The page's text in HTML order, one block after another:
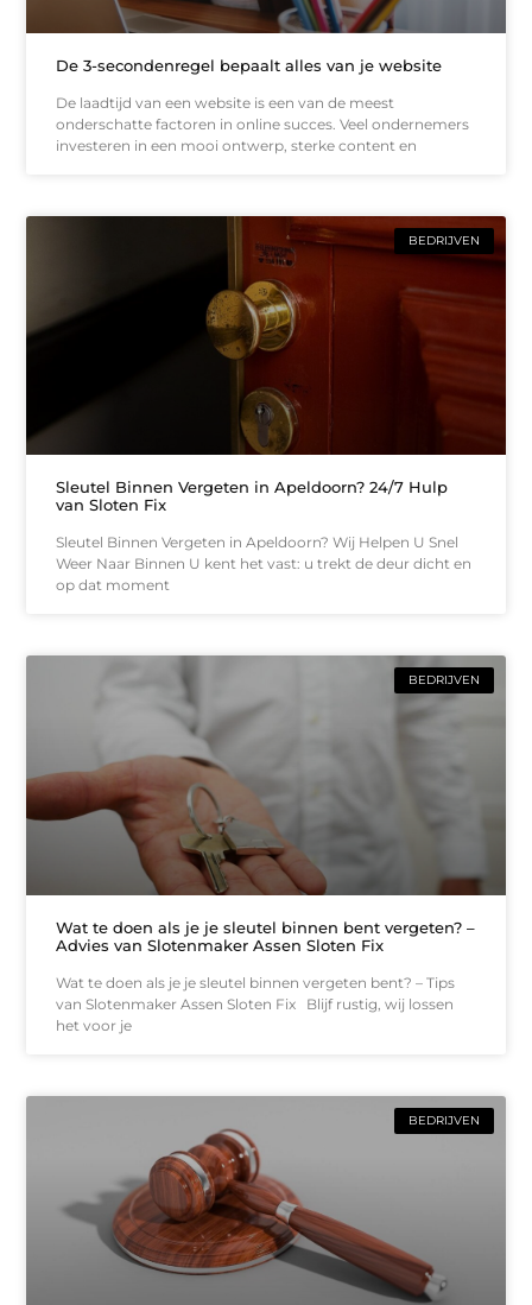
De 3-secondenregel bepaalt alles van je website
De laadtijd van een website is een van de meest
onderschatte factoren in online succes. Veel ondernemers
investeren in een mooi ontwerp, sterke content en
BEDRIJVEN
Sleutel Binnen Vergeten in Apeldoorn? 24/7 Hulp
van Sloten Fix
Sleutel Binnen Vergeten in Apeldoorn? Wij Helpen U Snel
Weer Naar Binnen U kent het vast: u trekt de deur dicht en
op dat moment
BEDRIJVEN
Wat te doen als je je sleutel binnen bent vergeten? –
Advies van Slotenmaker Assen Sloten Fix
Wat te doen als je je sleutel binnen vergeten bent? – Tips
van Slotenmaker Assen Sloten Fix Blijf rustig, wij lossen
het voor je
BEDRIJVEN